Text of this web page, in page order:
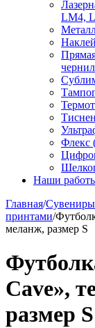
LM4,
Флекс
Наши
Главная/Сувениры
принтами/
меланж, размер S
Cave»,
размер S